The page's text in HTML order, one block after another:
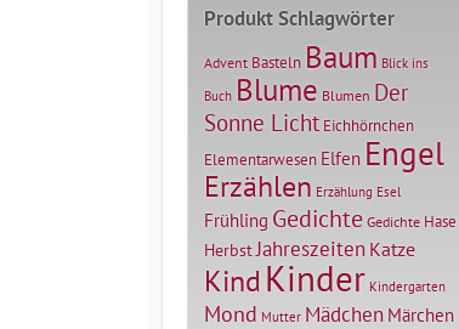
Produkt Schlagwörter
Advent Basteln Baum Blick ins
Buch Blume Blumen Der
Sonne Licht Eichhörnchen
Elementarwesen Elfen Engel
Erzählen Erzählung Esel
Frühling Gedichte Gedichte Hase
HerbstJahreszeiten Katze
KindKinder Kindergarten
Mond Mutter Mädchen Märchen